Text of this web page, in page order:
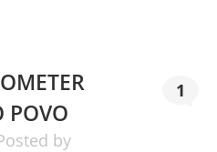
POVO
by
1